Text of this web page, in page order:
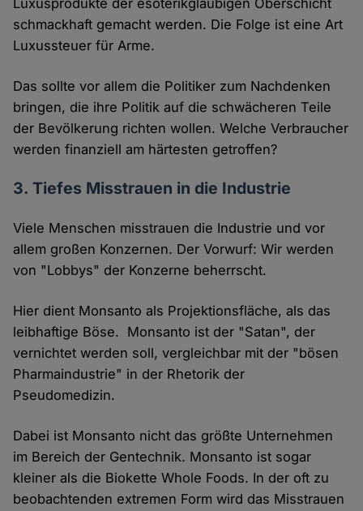
Luxusprodukte der esoterikgläubigen Oberschicht
schmackhaft gemacht werden. Die Folge ist eine Art
Luxussteuer für Arme.
Das sollte vor allem die Politiker zum Nachdenken
bringen, die ihre Politik auf die schwächeren Teile
der Bevölkerung richten wollen. Welche Verbraucher
werden finanziell am härtesten getroffen?
3. Tiefes Misstrauen in die Industrie
Viele Menschen misstrauen die Industrie und vor
allem großen Konzernen. Der Vorwurf: Wir werden
von "Lobbys" der Konzerne beherrscht.
Hier dient Monsanto als Projektionsfläche, als das
leibhaftige Böse. Monsanto ist der "Satan", der
vernichtet werden soll, vergleichbar mit der "bösen
Pharmaindustrie" in der Rhetorik der
Pseudomedizin.
Dabei ist Monsanto nicht das größte Unternehmen
im Bereich der Gentechnik. Monsanto ist sogar
kleiner als die Biokette Whole Foods. In der oft zu
beobachtenden extremen Form wird das Misstrauen